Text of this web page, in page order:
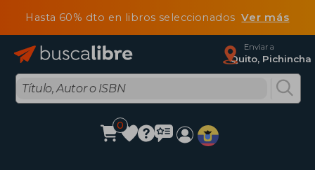
Hasta 60% dto en libros seleccionadosVer más
Enviar a
Quito, Pichincha
0